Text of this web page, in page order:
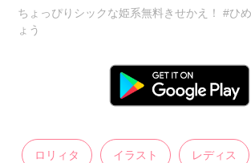
ちょっぴりシックな姫系無料きせかえ！ #ひ
ょう
ロリィタ イラスト レディス